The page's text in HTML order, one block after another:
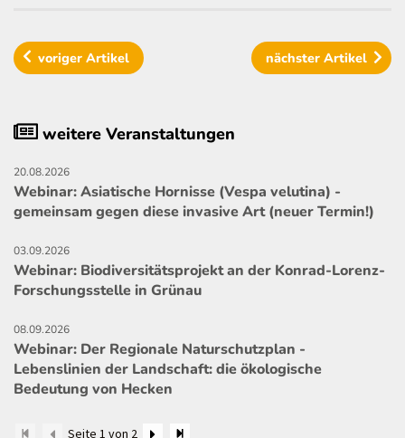
vorigerArtikel nächster Artikel
weitere Veranstaltungen
20.08.2026
Webinar: Asiatische Hornisse (Vespa velutina) -
gemeinsam gegen diese invasive Art (neuer Termin!)
03.09.2026
Webinar: Biodiversitätsprojekt an der Konrad-Lorenz-
Forschungsstelle in Grünau
08.09.2026
Webinar: Der Regionale Naturschutzplan -
Lebenslinien der Landschaft: die ökologische
Bedeutung von Hecken
Seite 1 von 2